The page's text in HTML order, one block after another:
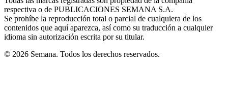
window
respectiva o de PUBLICACIONES SEMANA S.A.
Se prohíbe la reproducción total o parcial de cualquiera de los
contenidos que aquí aparezca, así como su traducción a cualquier
idioma sin autorización escrita por su titular.
© 2026 Semana. Todos los derechos reservados.